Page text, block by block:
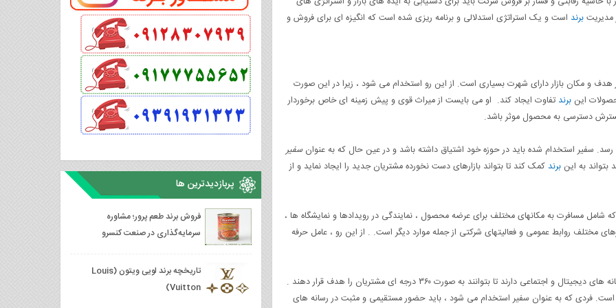
برند است و یک استراتژی استدلالی و برنامه ریزی شده است که انگیزه ای برای فروش و
و مکان بازار دارای شهرت بسیاری است. از این رو استخدام می شود ، زیرا در این صورت
این برند تفاوت ایجاد کند. او می بایست از میراث قوی و پیش زمینه ای خاص برخوردار
دسترسی به محصول موثر باشد.
سفیر استخدام شده باید در حوزه خود اشتیاق داشته باشد و در عین حال که به عنوان سفیر
به این برند کمک کند تا بتواند بازارهای دست نخورده مشتریان جدید را ایجاد نماید و از
شامل مسافرت به مکانهای مختلف برای عرضه محصول ، نمایندگی در رویدادها و نمایشگاه ها ،
مختلف روابط عمومی و فعالیتهای شرکتی از جمله موارد دیگر است. . از این رو ، عامل حرفه
با تغییر حالات بازار ، تکنیک های بازاریابی و تبلیغاتی نیاز به نیروی رسانه های دیجیتال و اجتماعی دارند تا بتوانند به صورت ۳۶۰ درجه ای مشتریان را هدف قرار دهند .
است. فردی که به عنوان سفیر استخدام می شود ، باید حضور مستقیمی و مثبت در رسانه های
پربازدیدترین ها
فروش برند طعم پرور؛ مشاوره
سرمایه‌گذاری در صنعت کنسرو
تاریخچه برند لویی ویتون (Louis
Vuitton)